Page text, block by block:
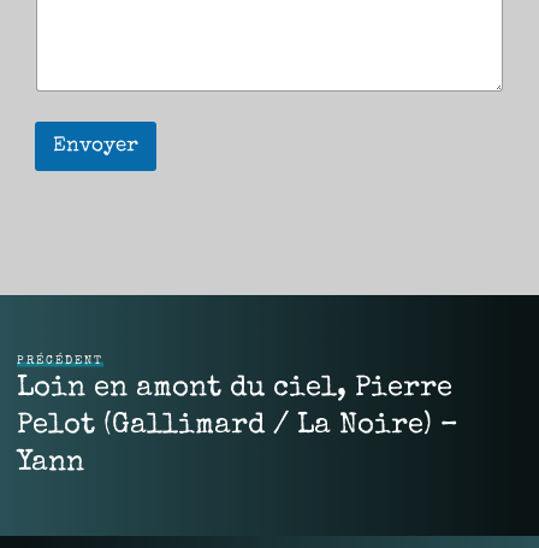
Envoyer
PRÉCÉDENT
Loin en amont du ciel, Pierre
Pelot (Gallimard / La Noire) –
Yann